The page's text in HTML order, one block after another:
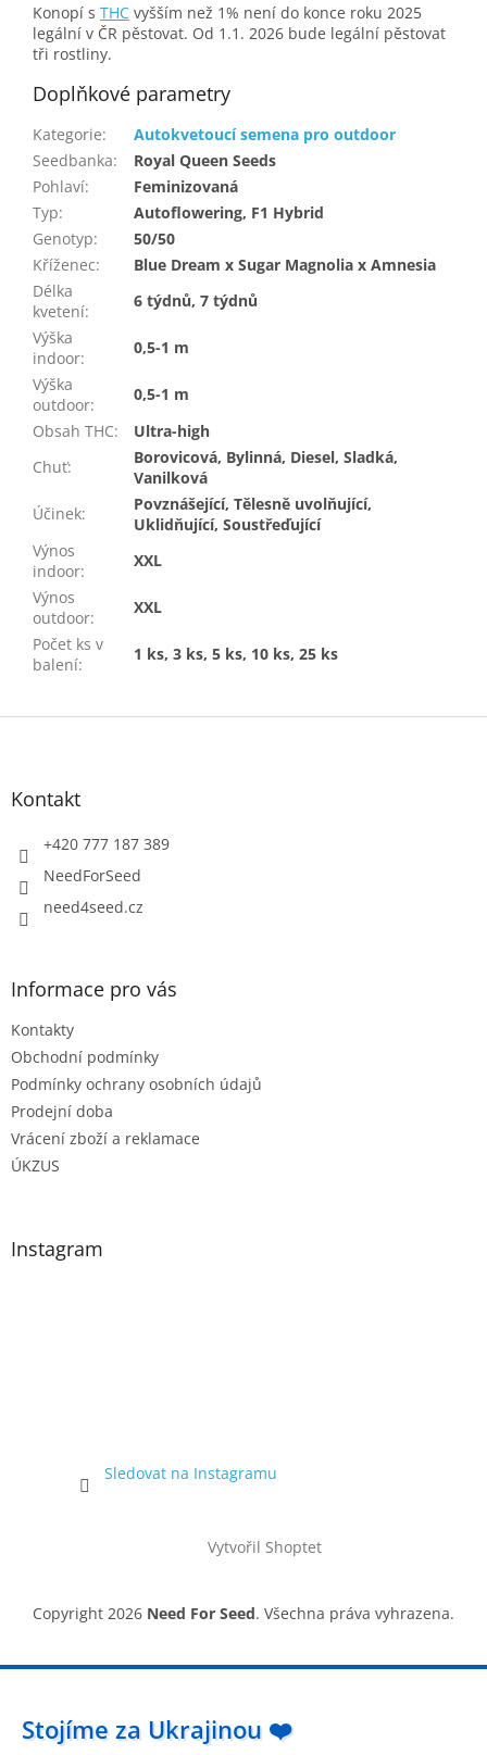
Konopí s THC vyšším než 1% není do konce roku 2025
legální v ČR pěstovat. Od 1.1. 2026 bude legální pěstovat
tři rostliny.
Doplňkové parametry
Kategorie:
Autokvetoucí semena pro outdoor
Seedbanka:
Royal Queen Seeds
Pohlaví:
Feminizovaná
Typ:
Autoflowering, F1 Hybrid
Genotyp:
50/50
Kříženec:
Blue Dream x Sugar Magnolia x Amnesia
Délka
kvetení:
6 týdnů, 7 týdnů
Výška
indoor:
0,5-1 m
Výška
outdoor:
0,5-1 m
Obsah THC:
Ultra-high
Chuť:
Borovicová, Bylinná, Diesel, Sladká,
Vanilková
Účinek:
Povznášející, Tělesně uvolňující,
Uklidňující, Soustřeďující
Výnos
indoor:
XXL
Výnos
outdoor:
XXL
Počet ks v
balení:
1 ks, 3 ks, 5 ks, 10 ks, 25 ks
Z
Kontakt
+420 777 187 389
NeedForSeed
need4seed.cz
Informace pro vás
Kontakty
Obchodní podmínky
Podmínky ochrany osobních údajů
Prodejní doba
Vrácení zboží a reklamace
ÚKZUS
Instagram
Sledovat na Instagramu
Vytvořil Shoptet
Copyright 2026 Need For Seed. Všechna práva vyhrazena.
Stojíme za Ukrajinou ❤️